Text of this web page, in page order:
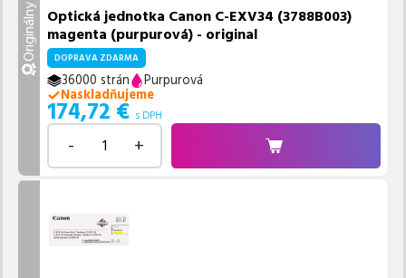
Originálny Optická jednotka Canon C-EXV34 (3788B003)
magenta (purpurová) - original
DOPRAVA ZDARMA
36000 strán
Purpurová
Naskladňujeme
174,72 € s DPH
- +